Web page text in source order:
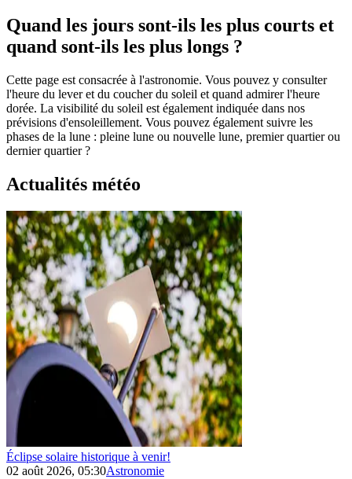
Quand les jours sont-ils les plus courts et
quand sont-ils les plus longs ?
Cette page est consacrée à l'astronomie. Vous pouvez y consulter
l'heure du lever et du coucher du soleil et quand admirer l'heure
dorée. La visibilité du soleil est également indiquée dans nos
prévisions d'ensoleillement. Vous pouvez également suivre les
phases de la lune : pleine lune ou nouvelle lune, premier quartier ou
dernier quartier ?
Actualités météo
Éclipse solaire historique à venir!
02 août 2026, 05:30Astronomie